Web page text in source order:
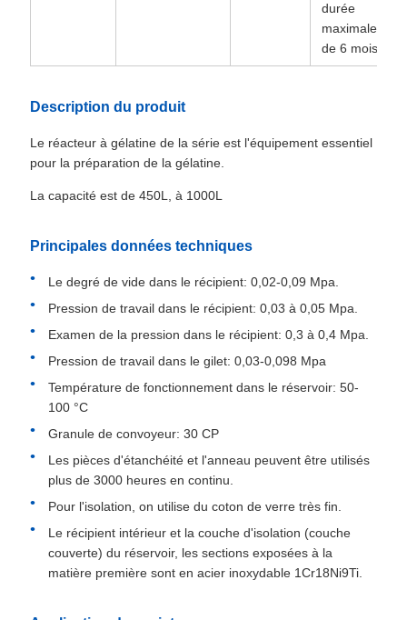
durée
maximale
de 6 mois
Description du produit
Le réacteur à gélatine de la série est l'équipement essentiel
pour la préparation de la gélatine.
La capacité est de 450L, à 1000L
Principales données techniques
Le degré de vide dans le récipient: 0,02-0,09 Mpa.
Pression de travail dans le récipient: 0,03 à 0,05 Mpa.
Examen de la pression dans le récipient: 0,3 à 0,4 Mpa.
Pression de travail dans le gilet: 0,03-0,098 Mpa
Température de fonctionnement dans le réservoir: 50-
100 °C
Granule de convoyeur: 30 CP
Les pièces d'étanchéité et l'anneau peuvent être utilisés
plus de 3000 heures en continu.
Pour l'isolation, on utilise du coton de verre très fin.
Le récipient intérieur et la couche d'isolation (couche
couverte) du réservoir, les sections exposées à la
matière première sont en acier inoxydable 1Cr18Ni9Ti.